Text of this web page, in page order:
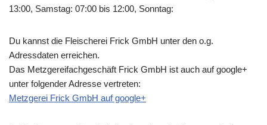
13:00, Samstag: 07:00 bis 12:00, Sonntag:
Du kannst die Fleischerei Frick GmbH unter den o.g.
Adressdaten erreichen.
Das Metzgereifachgeschäft Frick GmbH ist auch auf google+
unter folgender Adresse vertreten:
Metzgerei Frick GmbH auf google+